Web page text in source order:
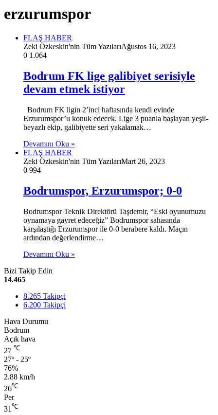
erzurumspor
FLAŞ HABER
Zeki Özkeskin'nin Tüm YazılarıAğustos 16, 2023
0 1.064
Bodrum FK lige galibiyet serisiyle
devam etmek istiyor
Bodrum FK ligin 2’inci haftasında kendi evinde
Erzurumspor’u konuk edecek. Lige 3 puanla başlayan yeşil-
beyazlı ekip, galibiyette seri yakalamak…
Devamını Oku »
FLAŞ HABER
Zeki Özkeskin'nin Tüm YazılarıMart 26, 2023
0 994
Bodrumspor, Erzurumspor; 0-0
Bodrumspor Teknik Direktörü Taşdemir, “Eski oyunumuzu
oynamaya gayret edeceğiz” Bodrumspor sahasında
karşılaştığı Erzurumspor ile 0-0 berabere kaldı. Maçın
ardından değerlendirme…
Devamını Oku »
Bizi Takip Edin
14.465
8.265 Takipçi
6.200 Takipçi
Hava Durumu
Bodrum
Açık hava
27 ℃
27º - 25º
76%
2.88 km/h
26℃
Per
31℃